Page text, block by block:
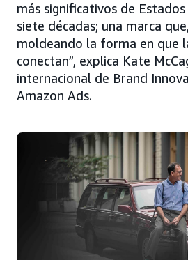
más significativos de
siete décadas; una marca
moldeando la forma en que
conectan”, explica Kate
internacional de Brand
Amazon Ads.